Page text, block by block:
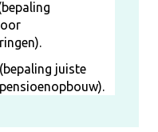
juiste